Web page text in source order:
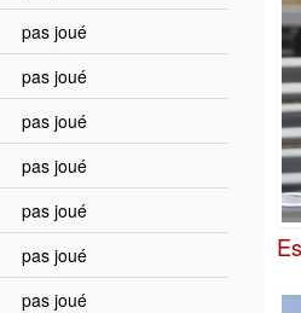
pas joué
pas joué
pas joué
pas joué
pas joué
pas joué
pas joué